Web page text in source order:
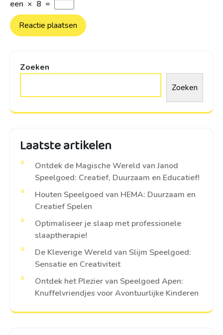
een × 8 =
Zoeken
Zoeken
Laatste artikelen
Ontdek de Magische Wereld van Janod
Speelgoed: Creatief, Duurzaam en Educatief!
Houten Speelgoed van HEMA: Duurzaam en
Creatief Spelen
Optimaliseer je slaap met professionele
slaaptherapie!
De Kleverige Wereld van Slijm Speelgoed:
Sensatie en Creativiteit
Ontdek het Plezier van Speelgoed Apen:
Knuffelvriendjes voor Avontuurlijke Kinderen